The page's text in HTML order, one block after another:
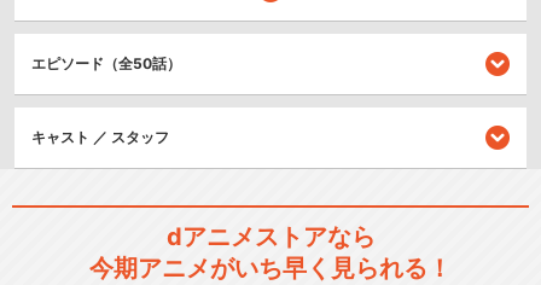
ュアたちの冒険がいま始まる！「ヒーローの出番です！」
SF/ファンタジー
アクション/バトル
キッズ/ファミリー
ふたりはプリキュア
エピソード（全50話）
キャスト ／ スタッフ
dアニメストアなら
今期アニメがいち早く見られる！